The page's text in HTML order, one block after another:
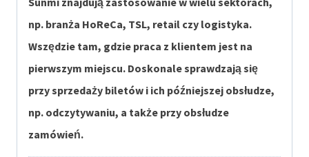
np. branża HoReCa, TSL, retail czy logistyka.
Wszędzie tam, gdzie praca z klientem jest na
pierwszym miejscu. Doskonale sprawdzają się
przy sprzedaży biletów i ich późniejszej obsłudze,
np. odczytywaniu, a także przy obsłudze
zamówień.